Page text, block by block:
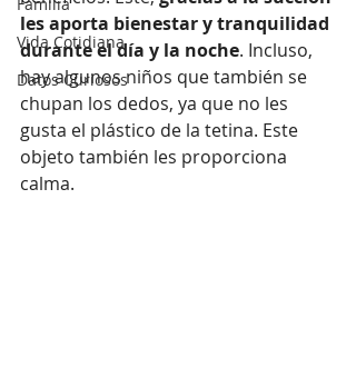
Vida Cotidiana
Datos Curiosos
les aporta bienestar y tranquilidad
durante el día y la noche. Incluso,
hay algunos niños que también se
chupan los dedos, ya que no les
gusta el plástico de la tetina. Este
objeto también les proporciona
calma.